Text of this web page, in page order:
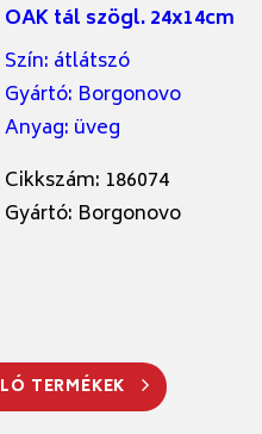
OAK tál szögl. 24x14cm
Szín: átlátszó
Gyártó: Borgonovo
Anyag: üveg
Cikkszám: 186074
Gyártó: Borgonovo
TERMÉKEK